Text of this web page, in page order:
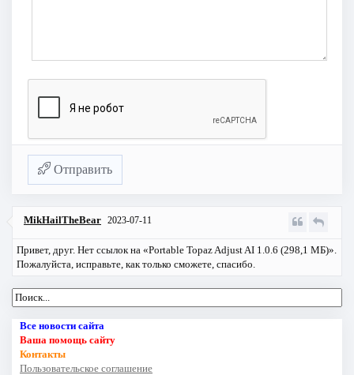
Отправить
MikHailTheBear 2023-07-11
Привет, друг. Нет ссылок на «Portable Topaz Adjust AI 1.0.6 (298,1 МБ)».
Пожалуйста, исправьте, как только сможете, спасибо.
Все новости сайта
Ваша помощь сайту
Контакты
Пользовательское соглашение